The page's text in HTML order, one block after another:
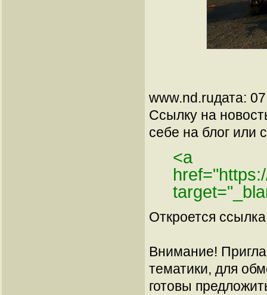
www.nd.ruдата:
Ссылку на
себе на блог или
<a
Откроется
Внимание!
тематики, для
готовы